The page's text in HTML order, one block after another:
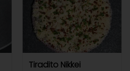
Tiradito Nikkei